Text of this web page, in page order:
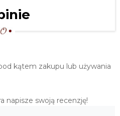
Z KONEWKĄ"
kątem zakupu lub używania
napisze swoją recenzję!